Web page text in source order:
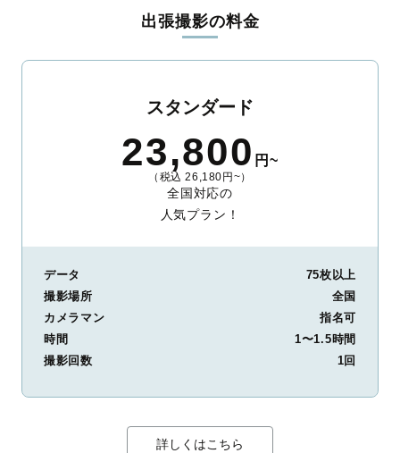
出張撮影の料金
スタンダード
23,800 円~
（税込 26,180円~）
全国対応の
人気プラン！
データ
75枚以上
撮影場所
全国
カメラマン
指名可
時間
1〜1.5時間
撮影回数
1回
詳しくはこちら